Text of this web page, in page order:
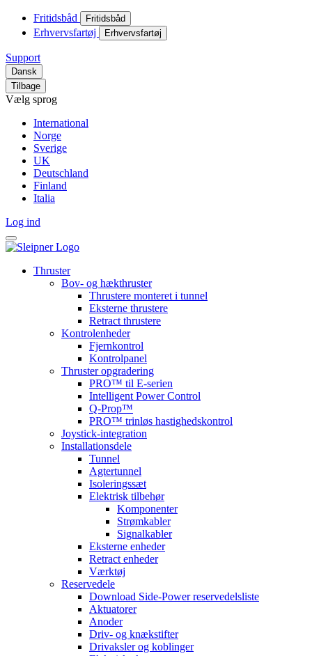
Fritidsbåd Fritidsbåd
Erhvervsfartøj Erhvervsfartøj
Support
Dansk
Tilbage
Vælg sprog
International
Norge
Sverige
UK
Deutschland
Finland
Italia
Log ind
Thruster
Bov- og hækthruster
Thrustere monteret i tunnel
Eksterne thrustere
Retract thrustere
Kontrolenheder
Fjernkontrol
Kontrolpanel
Thruster opgradering
PRO™ til E-serien
Intelligent Power Control
Q-Prop™
PRO™ trinløs hastighedskontrol
Joystick-integration
Installationsdele
Tunnel
Agtertunnel
Isoleringssæt
Elektrisk tilbehør
Komponenter
Strømkabler
Signalkabler
Eksterne enheder
Retract enheder
Værktøj
Reservedele
Download Side-Power reservedelsliste
Aktuatorer
Anoder
Driv- og knækstifter
Drivaksler og koblinger